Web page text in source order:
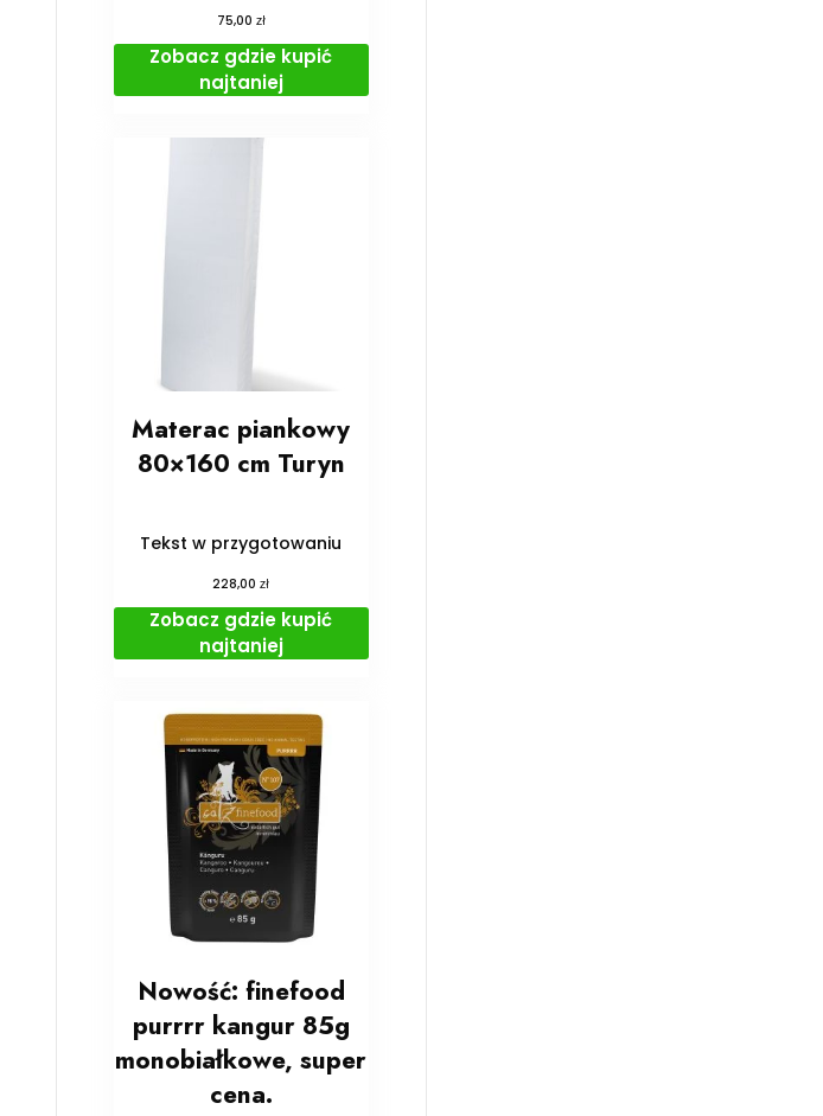
75,00 zł
Zobacz gdzie kupić
najtaniej
Materac piankowy
80×160 cm Turyn
Tekst w przygotowaniu
228,00zł
Zobacz gdzie kupić
najtaniej
Nowość: finefood
purrrr kangur 85g
monobiałkowe, super
cena.